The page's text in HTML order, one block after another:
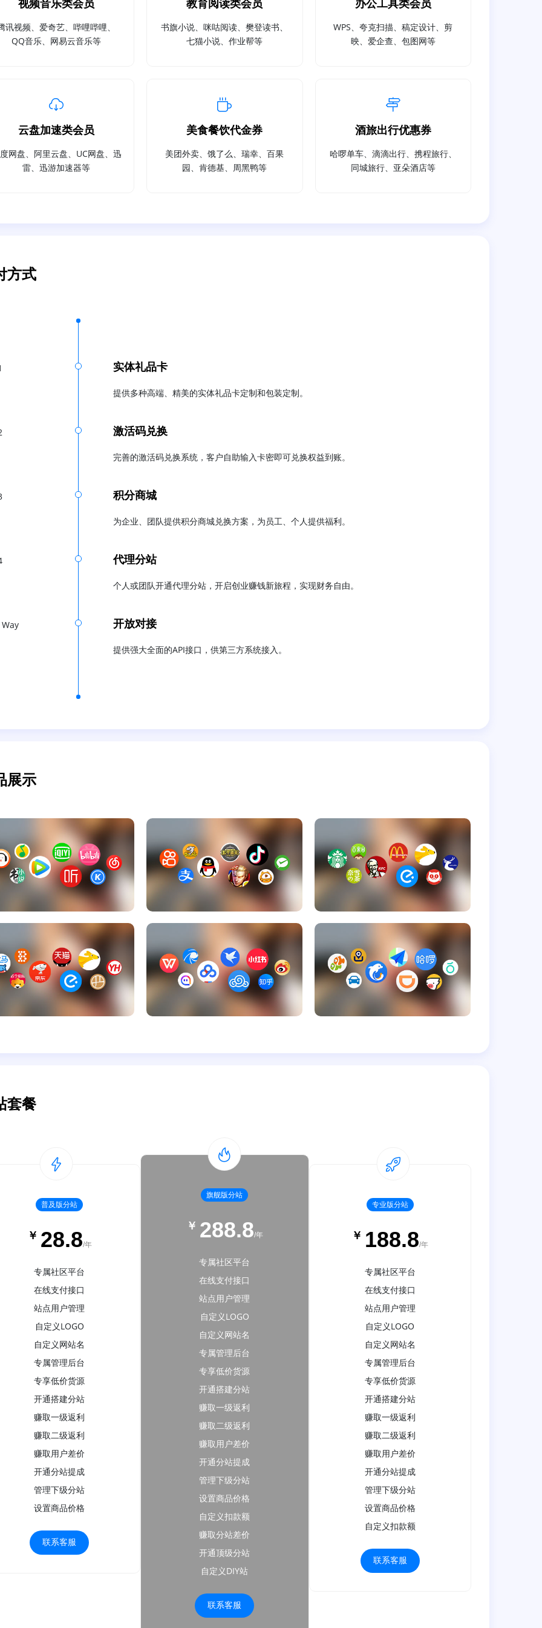
视频音乐类会员
讯视频、爱奇艺、哔哩哔哩、
QQ音乐、网易云音乐等
教育阅读类会员
书旗小说、咪咕阅读、樊登读书、
七猫小说、作业帮等
办公工具类会员
WPS、夸克扫描、稿定设计、剪
映、爱企查、包图网等
云盘加速类会员
网盘、阿里云盘、UC网盘、迅
雷、迅游加速器等
美食餐饮代金券
美团外卖、饿了么、瑞幸、百果
园、肯德基、周黑鸭等
酒旅出行优惠券
哈啰单车、滴滴出行、携程旅行、
同城旅行、亚朵酒店等
方式
实体礼品卡
提供多种高端、精美的实体礼品卡定制和包装定制。
激活码兑换
完善的激活码兑换系统，客户自助输入卡密即可兑换权益到账。
积分商城
为企业、团队提供积分商城兑换方案，为员工、个人提供福利。
代理分站
个人或团队开通代理分站，开启创业赚钱新旅程，实现财务自由。
开放对接
提供强大全面的API接口，供第三方系统接入。
展示
套餐
普及版分站
￥ 28.8/年
专属社区平台
在线支付接口
站点用户管理
自定义LOGO
自定义网站名
专属管理后台
专享低价货源
开通搭建分站
赚取一级返利
赚取二级返利
赚取用户差价
开通分站提成
管理下级分站
设置商品价格
联系客服
旗舰版分站
￥ 288.8/年
专属社区平台
在线支付接口
站点用户管理
自定义LOGO
自定义网站名
专属管理后台
专享低价货源
开通搭建分站
赚取一级返利
赚取二级返利
赚取用户差价
开通分站提成
管理下级分站
设置商品价格
自定义扣款额
赚取分站差价
开通顶级分站
自定义DIY站
联系客服
专业版分站
￥ 188.8/年
专属社区平台
在线支付接口
站点用户管理
自定义LOGO
自定义网站名
专属管理后台
专享低价货源
开通搭建分站
赚取一级返利
赚取二级返利
赚取用户差价
开通分站提成
管理下级分站
设置商品价格
自定义扣款额
联系客服